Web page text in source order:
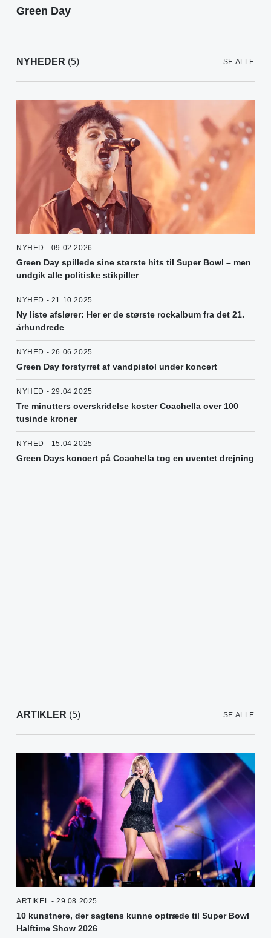
Green Day
NYHEDER (5) SE ALLE
NYHED - 09.02.2026
Green Day spillede sine største hits til Super Bowl – men
undgik alle politiske stikpiller
NYHED - 21.10.2025
Ny liste afslører: Her er de største rockalbum fra det 21.
århundrede
NYHED - 26.06.2025
Green Day forstyrret af vandpistol under koncert
NYHED - 29.04.2025
Tre minutters overskridelse koster Coachella over 100
tusinde kroner
NYHED - 15.04.2025
Green Days koncert på Coachella tog en uventet drejning
ARTIKLER (5) SE ALLE
ARTIKEL - 29.08.2025
10 kunstnere, der sagtens kunne optræde til Super Bowl
Halftime Show 2026